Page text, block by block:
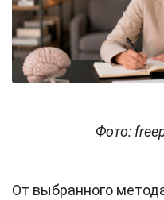
Фото:
От выбранного